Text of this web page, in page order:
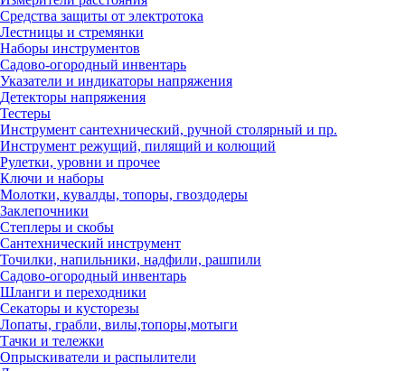
Средства защиты от электротока
Лестницы и стремянки
Наборы инструментов
Садово-огородный инвентарь
Указатели и индикаторы напряжения
Детекторы напряжения
Тестеры
Инструмент сантехнический, ручной столярный и пр.
Инструмент режущий, пилящий и колющий
Рулетки, уровни и прочее
Ключи и наборы
Молотки, кувалды, топоры, гвоздодеры
Заклепочники
Степлеры и скобы
Сантехнический инструмент
Точилки, напильники, надфили, рашпили
Садово-огородный инвентарь
Шланги и переходники
Секаторы и кусторезы
Лопаты, грабли, вилы,топоры,мотыги
Тачки и тележки
Опрыскиватели и распылители